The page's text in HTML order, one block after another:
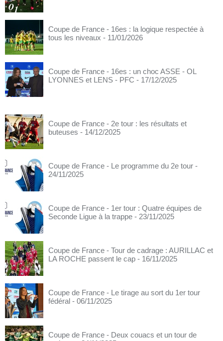
Coupe de France - 16es : la logique respectée à
tous les niveaux - 11/01/2026
Coupe de France - 16es : un choc ASSE - OL
LYONNES et LENS - PFC - 17/12/2025
Coupe de France - 2e tour : les résultats et
buteuses - 14/12/2025
Coupe de France - Le programme du 2e tour -
24/11/2025
Coupe de France - 1er tour : Quatre équipes de
Seconde Ligue à la trappe - 23/11/2025
Coupe de France - Tour de cadrage : AURILLAC et
LA ROCHE passent le cap - 16/11/2025
Coupe de France - Le tirage au sort du 1er tour
fédéral - 06/11/2025
Coupe de France - Deux couacs et un tour de